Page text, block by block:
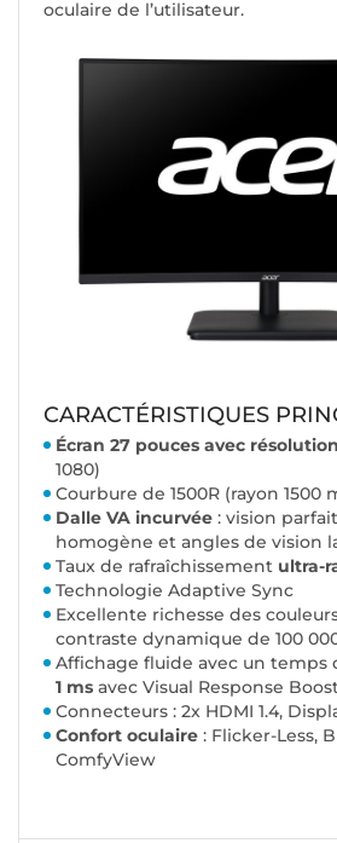
oculaire de l’utilisateur.
CARACTÉRISTIQUES
Écran 27 pouces avec
1080)
Courbure de 1500R (rayon 1500
Dalle VA incurvée : vision
homogène et angles de vision
Taux de rafraîchissement ultra-
Technologie Adaptive Sync
Excellente richesse des
contraste dynamique de 100
Affichage fluide avec un temps
1 ms avec Visual Response
Connecteurs : 2x HDMI 1.4,
Confort oculaire : Flicker-Less,
ComfyView